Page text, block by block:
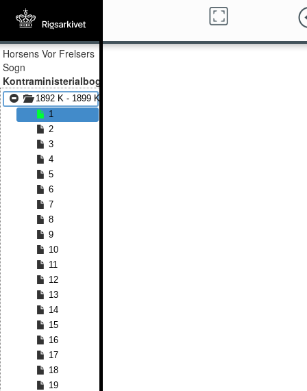
Horsens Vor Frelsers
Sogn
Kontraministerialbog
1892 K - 1899 K
1
2
3
4
5
6
7
8
9
10
11
12
13
14
15
16
17
18
19